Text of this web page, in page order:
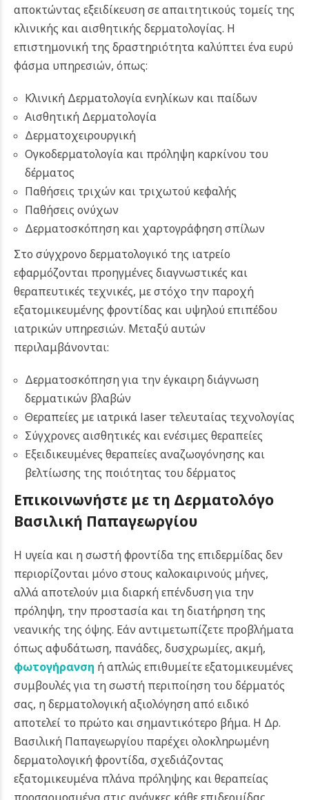
αποκτώντας εξειδίκευση σε απαιτητικούς τομείς της
κλινικής και αισθητικής δερματολογίας. Η
επιστημονική της δραστηριότητα καλύπτει ένα ευρύ
φάσμα υπηρεσιών, όπως:
Κλινική Δερματολογία ενηλίκων και παίδων
Αισθητική Δερματολογία
Δερματοχειρουργική
Ογκοδερματολογία και πρόληψη καρκίνου του
δέρματος
Παθήσεις τριχών και τριχωτού κεφαλής
Παθήσεις ονύχων
Δερματοσκόπηση και χαρτογράφηση σπίλων
Στο σύγχρονο δερματολογικό της ιατρείο
εφαρμόζονται προηγμένες διαγνωστικές και
θεραπευτικές τεχνικές, με στόχο την παροχή
εξατομικευμένης φροντίδας και υψηλού επιπέδου
ιατρικών υπηρεσιών. Μεταξύ αυτών
περιλαμβάνονται:
Δερματοσκόπηση για την έγκαιρη διάγνωση
δερματικών βλαβών
Θεραπείες με ιατρικά laser τελευταίας τεχνολογίας
Σύγχρονες αισθητικές και ενέσιμες θεραπείες
Εξειδικευμένες θεραπείες αναζωογόνησης και
βελτίωσης της ποιότητας του δέρματος
Επικοινωνήστε με τη Δερματολόγο
Βασιλική Παπαγεωργίου
Η υγεία και η σωστή φροντίδα της επιδερμίδας δεν
περιορίζονται μόνο στους καλοκαιρινούς μήνες,
αλλά αποτελούν μια διαρκή επένδυση για την
πρόληψη, την προστασία και τη διατήρηση της
νεανικής της όψης. Εάν αντιμετωπίζετε προβλήματα
όπως αφυδάτωση, πανάδες, δυσχρωμίες, ακμή,
φωτογήρανση ή απλώς επιθυμείτε εξατομικευμένες
συμβουλές για τη σωστή περιποίηση του δέρματός
σας, η δερματολογική αξιολόγηση από ειδικό
αποτελεί το πρώτο και σημαντικότερο βήμα. Η Δρ.
Βασιλική Παπαγεωργίου παρέχει ολοκληρωμένη
δερματολογική φροντίδα, σχεδιάζοντας
εξατομικευμένα πλάνα πρόληψης και θεραπείας